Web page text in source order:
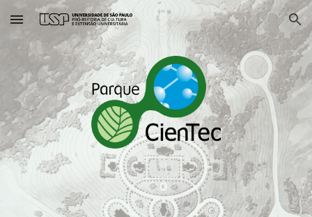
Skip to main content Skip to navigation